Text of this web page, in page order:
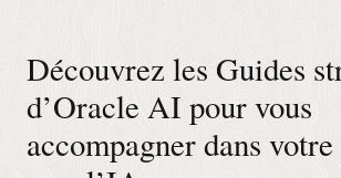
Découvrez les Guides
d’Oracle AI pour vous
accompagner dans